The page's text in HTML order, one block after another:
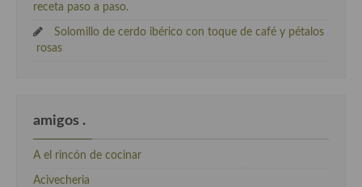
receta paso a paso.
Solomillo de cerdo ibérico con toque de café y pétalos
rosas
amigos .
A el rincón de cocinar
Acivecheria